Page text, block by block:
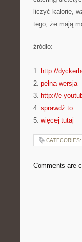
liczyć kalorie,
tego, że mają
źródło:
1. http://
2. pełna wersja
3. http://e-
4. sprawdź to
5. więcej tutaj
CATEGORIES:
Comments are